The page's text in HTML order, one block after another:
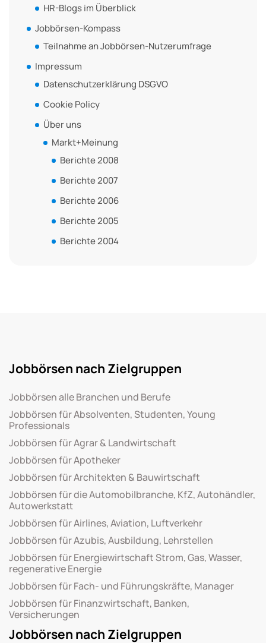
HR-Blogs im Überblick
Jobbörsen-Kompass
Teilnahme an Jobbörsen-Nutzerumfrage
Impressum
Datenschutzerklärung DSGVO
Cookie Policy
Über uns
Markt+Meinung
Berichte 2008
Berichte 2007
Berichte 2006
Berichte 2005
Berichte 2004
Jobbörsen nach Zielgruppen
Jobbörsen alle Branchen und Berufe
Jobbörsen für Absolventen, Studenten, Young
Professionals
Jobbörsen für Agrar & Landwirtschaft
Jobbörsen für Apotheker
Jobbörsen für Architekten & Bauwirtschaft
Jobbörsen für die Automobilbranche, KfZ, Autohändler,
Autowerkstatt
Jobbörsen für Airlines, Aviation, Luftverkehr
Jobbörsen für Azubis, Ausbildung, Lehrstellen
Jobbörsen für Energiewirtschaft Strom, Gas, Wasser,
regenerative Energie
Jobbörsen für Fach- und Führungskräfte, Manager
Jobbörsen für Finanzwirtschaft, Banken,
Versicherungen
Jobbörsen nach Zielgruppen